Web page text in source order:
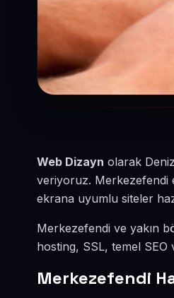
Web Dizayn olarak
veriyoruz. Merkezefendi
ekrana uyumlu siteler
Merkezefendi ve yakın
hosting, SSL, temel SEO
Merkezefendi